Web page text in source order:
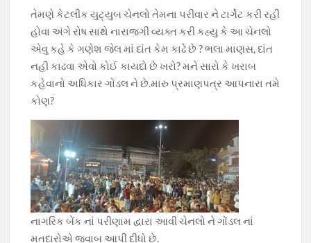
તેમણે કેટલીક યુટ્યુબ ચેનલો તેમના પરીવાર ને ટાર્ગેટ કરી રહી
હોવા અંગે રોષ સાથે નારાજગી વ્યક્ત કરી કહ્યુ કે આ ચેનલો
એવુ કહે કે ગણેશ જેલ માં દાંત કેમ કાઢે છે ? ભલા માણસ, દાંત
નહી કાઢવા એવો કોઈ કાયદો છે ખરો? મને સારો કે ખરાબ
કહેવાનો અધિકાર ગોંડલ ને છે.મારુ પ્રમાણપત્ર આપનારા તમે
કોણ?
નાગરિક બેંક નાં પરીણામ દ્વારા આવી ચેનલો ને ગોંડલ નાં
મતદારોએ જવાબ આપી દીધો છે.